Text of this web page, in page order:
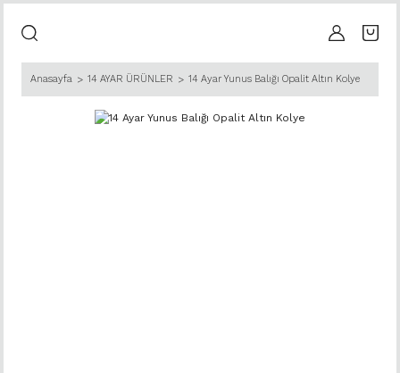
Anasayfa 14 AYAR ÜRÜNLER 14 Ayar Yunus Balığı Opalit Altın Kolye